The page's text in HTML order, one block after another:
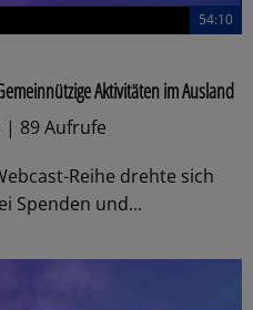
54:10
Aktivitäten im Ausland
| 89 Aufrufe
Reihe drehte sich
Spenden und...